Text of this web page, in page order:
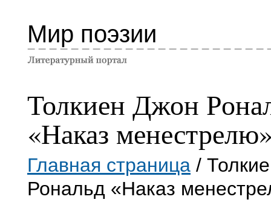
Мир поэзии
Толкиен Джон
«Наказ
Главная страница /
Рональд «Наказ